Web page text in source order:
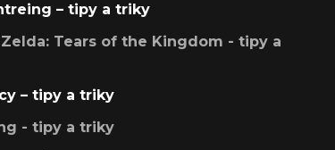
– tipy a triky
Tears of the Kingdom - tipy a
– tipy a triky
- tipy a triky